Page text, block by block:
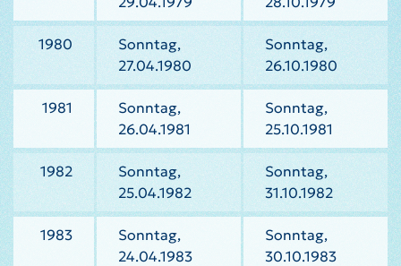
1980
Sonntag,
27.04.1980
Sonntag,
26.10.1980
1981
Sonntag,
26.04.1981
Sonntag,
25.10.1981
1982
Sonntag,
25.04.1982
Sonntag,
31.10.1982
1983
Sonntag,
24.04.1983
Sonntag,
30.10.1983